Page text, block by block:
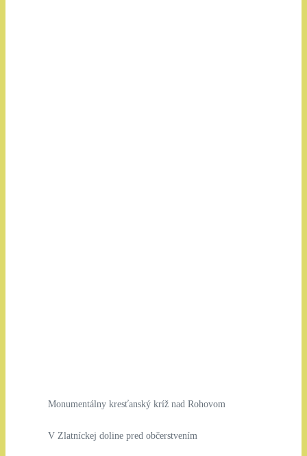
Monumentálny kresťanský kríž nad Rohovom
V Zlatníckej doline pred občerstvením